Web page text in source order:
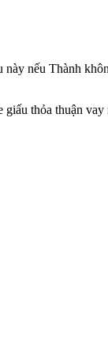
nếu Thành
giấu thỏa thuận vay